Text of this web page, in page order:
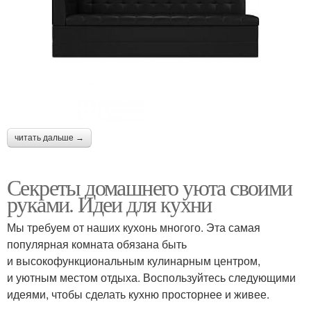
читать дальше →
Секреты домашнего уюта своими
руками. Идеи для кухни
Мы требуем от наших кухонь многого. Эта самая
популярная комната обязана быть
и высокофункциональным кулинарным центром,
и уютным местом отдыха. Воспользуйтесь следующими
идеями, чтобы сделать кухню просторнее и живее.